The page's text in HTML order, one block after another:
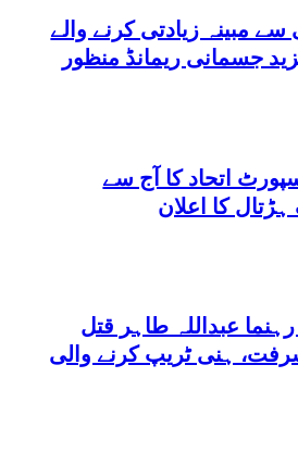
مبینہ زیادتی کرنے والے
جسمانی ریمانڈ منظور
اتحاد کا آج سے
کا اعلان
عبداللہ طاہر قتل
ہنی ٹریپ کرنے والی